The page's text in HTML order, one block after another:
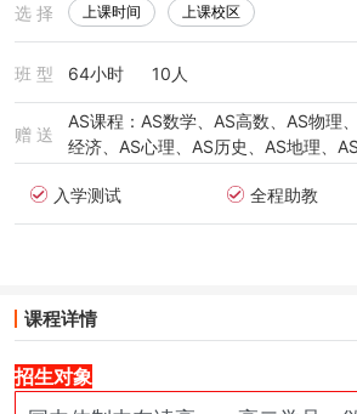
选 择 上课时间 上课校区
班 型 64小时 10人
赠 送
AS课程：AS数学、AS高数、AS物理
经济、AS心理、AS历史、AS地理、
入学测试 全程助教
课程详情
招生对象